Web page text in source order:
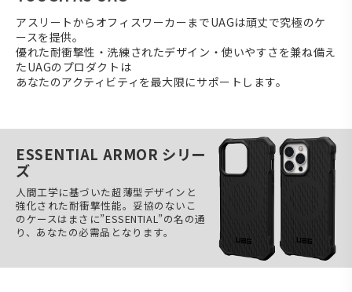
アスリートからオフィスワーカーまでUAGは頑丈で究極のケ
ースを提供。
優れた耐衝撃性・洗練されたデザイン・使いやすさを兼ね備え
たUAGのプロダクトは
あなたのアクティビティを最大限にサポートします。
ESSENTIAL ARMOR シリー
ズ
人間工学に基づいた超薄型デザインと
強化された耐衝撃性能。妥協のないこ
のケースはまさに”ESSENTIAL”の名の通
り、あなたの必需品となります。